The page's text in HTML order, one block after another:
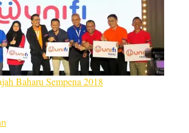
Baharu Sempena 2018